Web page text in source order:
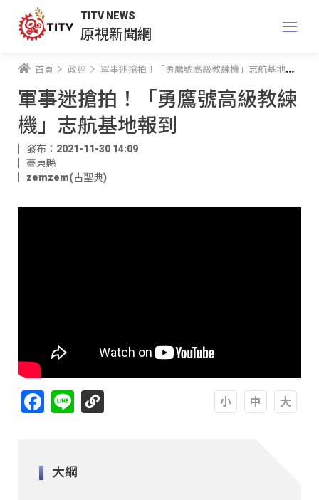
TITV NEWS
原視新聞網
首頁 政經 軍事迷搶拍！「勇鷹號高級教練機」志航基地報到
軍事迷搶拍！「勇鷹號高級教練
機」志航基地報到
發布：2021-11-30 14:09
臺東縣
zemzem(古聖典)
Facebook
Line
大綱